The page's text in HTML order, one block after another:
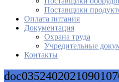
Поставщики
Оплата питания
Документация
Охрана труда
Учредительные
Контакты